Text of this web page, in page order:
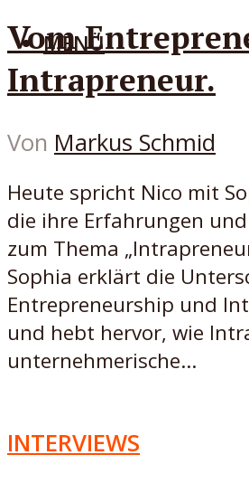
MENÜ
Vom
Intrapreneur.
Von Markus Schmid
Heute spricht Nico mit
die ihre Erfahrungen
zum Thema
Sophia erklärt die
Entrepreneurship und
und hebt hervor, wie
unternehmerische...
INTERVIEWS